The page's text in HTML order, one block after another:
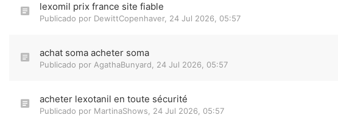
lexomil prix france site fiable
Publicado por DewittCopenhaver, 24 Jul 2026, 05:57
achat soma acheter soma
Publicado por AgathaBunyard 24 Jul 2026, 05:57
acheter lexotanil en toute sécurité
Publicado por MartinaShows 24 Jul 2026, 05:57